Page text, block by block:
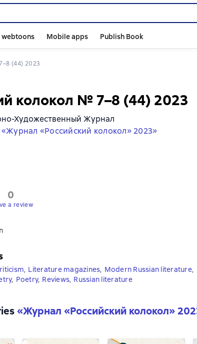
webtoons Mobile apps Publish Book
(44) 2023
колокол № 7–8 (44) 2023
Художественный Журнал
«Журнал «Российский колокол» 2023»
0
a review
, Literature magazines, Modern Russian literature,
, Poetry, Reviews, Russian literature
«Журнал «Российский колокол»